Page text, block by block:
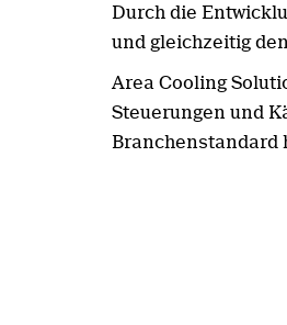
Durch die
und gleichzeitig
Area Cooling
Steuerungen und
Branchenstandard